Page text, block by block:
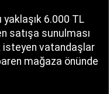
yaklaşık 6.000 TL
satışa sunulması
isteyen vatandaşlar
mağaza önünde